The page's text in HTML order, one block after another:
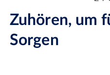
Zuhören, um
Sorgen